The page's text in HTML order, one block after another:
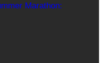
Marathon: